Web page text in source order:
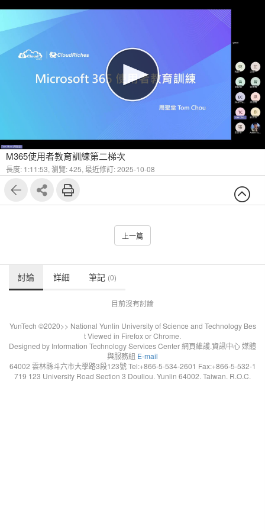
M365使用者教育訓練第二梯次
長度: 1:11:53, 瀏覽: 425, 最近修訂: 2025-10-08
上一篇
討論 詳細 筆記 (0)
目前沒有討論
YunTech ©2020>> National Yunlin University of Science and Technology Bes
t Viewed in Firefox or Chrome.
Designed by Information Technology Services Center 網頁維護.資訊中心 媒體
與服務組 E-mail
64002 雲林縣斗六市大學路3段123號 Tel:+866-5-534-2601 Fax:+866-5-532-1
719 123 University Road Section 3 Douliou. Yunlin 64002. Taiwan. R.O.C.